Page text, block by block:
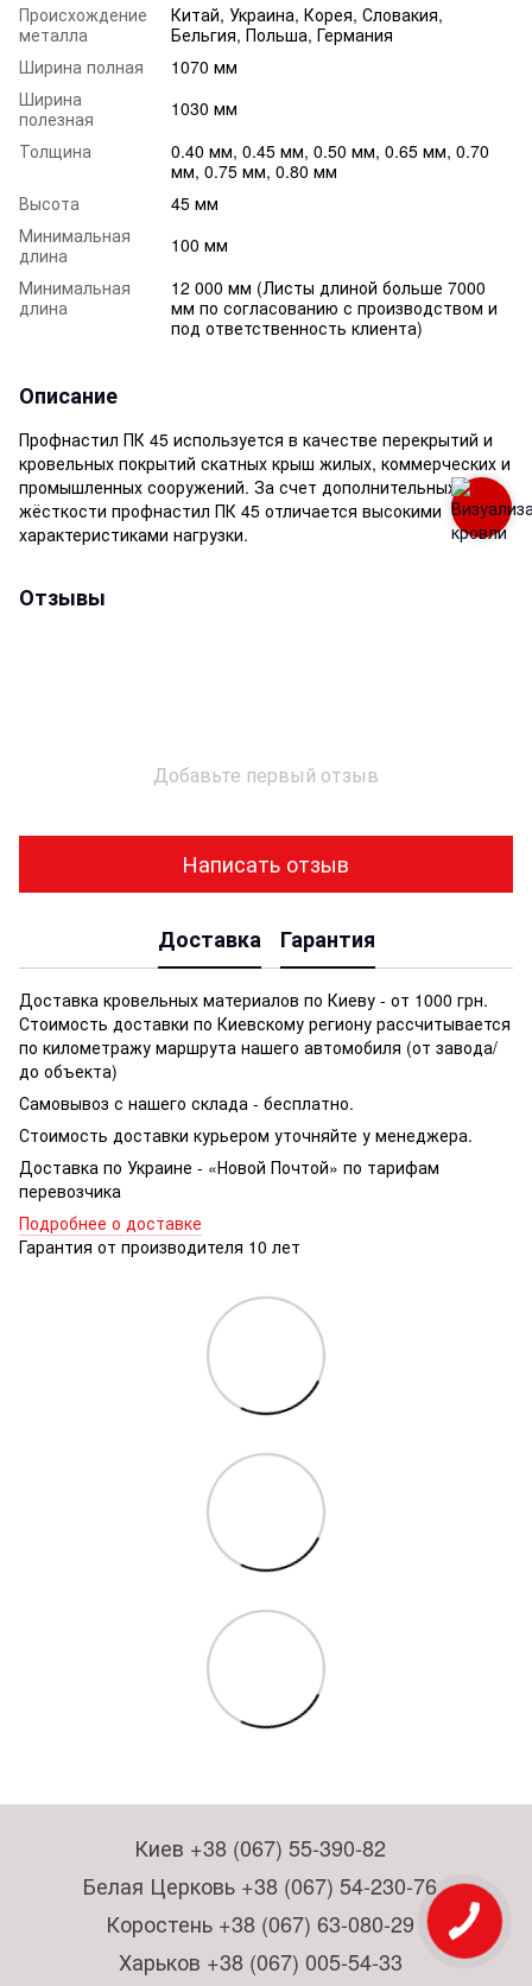
Происхождение
металла
Китай, Украина, Корея, Словакия,
Бельгия, Польша, Германия
Ширина полная
1070 мм
Ширина
полезная
1030 мм
Толщина
0.40 мм, 0.45 мм, 0.50 мм, 0.65 мм, 0.70
мм, 0.75 мм, 0.80 мм
Высота
45 мм
Минимальная
длина
100 мм
Минимальная
длина
12 000 мм (Листы длиной больше 7000
мм по согласованию с производством и
под ответственность клиента)
Описание
Профнастил ПК 45 используется в качестве перекрытий и
кровельных покрытий скатных крыш жилых, коммерческих и
промышленных сооружений. За счет дополнительных рёбр
жёсткости профнастил ПК 45 отличается высокими
характеристиками нагрузки.
Отзывы
Добавьте первый отзыв
Написать отзыв
Доставка Гарантия
Доставка кровельных материалов по Киеву - от 1000 грн.
Стоимость доставки по Киевскому региону рассчитывается
по километражу маршрута нашего автомобиля (от завода/
до объекта)
Самовывоз с нашего склада - бесплатно.
Стоимость доставки курьером уточняйте у менеджера.
Доставка по Украине - «Новой Почтой» по тарифам
перевозчика
Подробнее о доставке
Гарантия от производителя 10 лет
Киев +38 (067) 55-390-82
Белая Церковь +38 (067) 54-230-76
Коростень +38 (067) 63-080-29
Харьков +38 (067) 005-54-33